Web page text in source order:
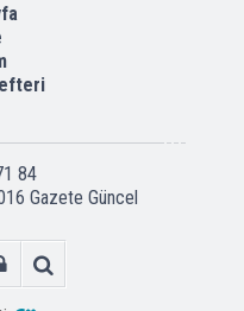
84
Gazete Güncel